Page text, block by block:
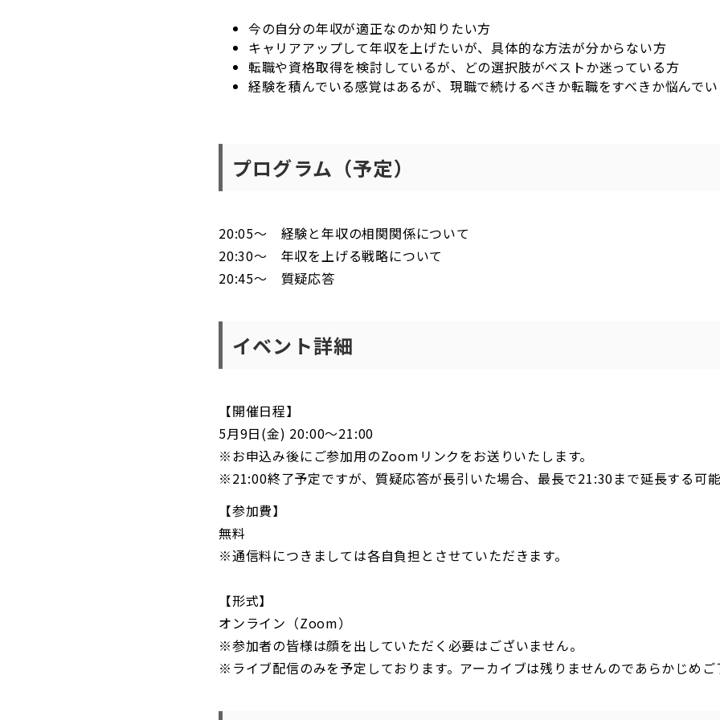
今の自分の年収が適正なのか知りたい方
キャリアアップして年収を上げたいが、具体的な方法が分からない方
転職や資格取得を検討しているが、どの選択肢がベストか迷っている方
経験を積んでいる感覚はあるが、現職で続けるべきか転職をすべきか悩んで
プログラム（予定）
20:05～ 経験と年収の相関関係について
20:30～ 年収を上げる戦略について
20:45～ 質疑応答
イベント詳細
【開催日程】
5月9日(金) 20:00～21:00
※お申込み後にご参加用のZoomリンクをお送りいたします。
※21:00終了予定ですが、質疑応答が長引いた場合、最長で21:30まで延長する可
【参加費】
無料
※通信料につきましては各自負担とさせていただきます。
【形式】
オンライン（Zoom）
※参加者の皆様は顔を出していただく必要はございません。
※ライブ配信のみを予定しております。アーカイブは残りませんのであらかじめ